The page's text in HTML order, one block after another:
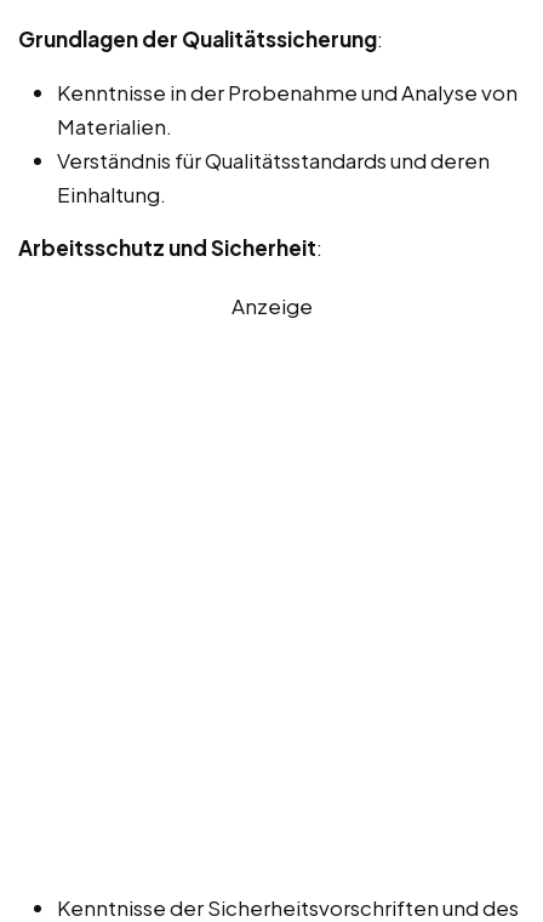
Grundlagen der Qualitätssicherung:
Kenntnisse in der Probenahme und Analyse von
Materialien.
Verständnis für Qualitätsstandards und deren
Einhaltung.
Arbeitsschutz und Sicherheit:
Anzeige
Kenntnisse der Sicherheitsvorschriften und des